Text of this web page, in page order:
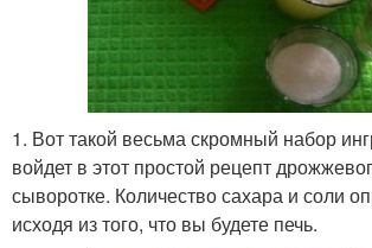
1. Вот такой весьма скромный набор
войдет в этот простой рецепт
сыворотке. Количество сахара и соли
исходя из того, что вы будете печь.